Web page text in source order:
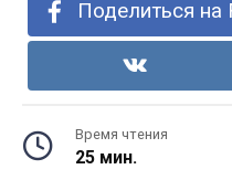
Поделиться на
Время чтения
25 мин.